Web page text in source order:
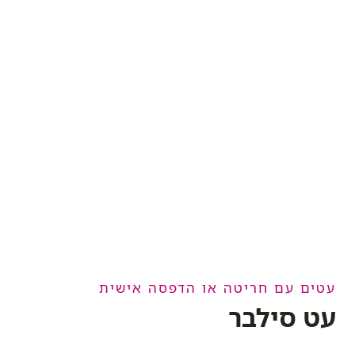
עטים עם חריטה או הדפסה אישית
עט סילבר